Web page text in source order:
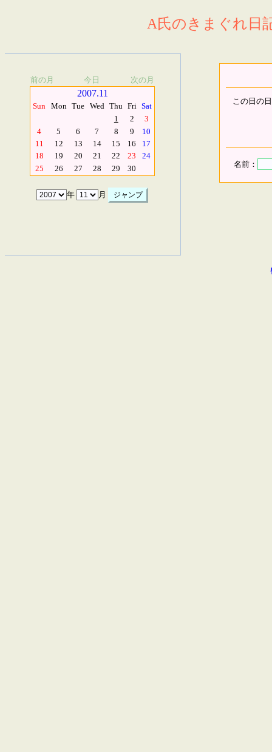
A氏のきまぐれ日
前の月 今日 次の月
2007.11
Sun Mon Tue Wed Thu Fri Sat
1
2
3
4
5 6 7 8 9
10
11
12 13 14 15 16
17
18
19 20 21 22 23
24
25
26 27 28 29 30
年 月
この日の
名前：